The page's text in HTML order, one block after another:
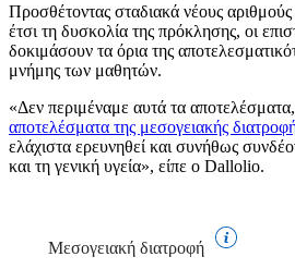
Προσθέτοντας σταδιακά νέους
έτσι τη δυσκολία της πρόκλησης, οι
δοκιμάσουν τα όρια της
μνήμης των μαθητών.
«Δεν περιμέναμε αυτά τα
αποτελέσματα της μεσογειακής
ελάχιστα ερευνηθεί και συνήθως
και τη γενική υγεία», είπε ο Dallolio.
Μεσογειακή διατροφή